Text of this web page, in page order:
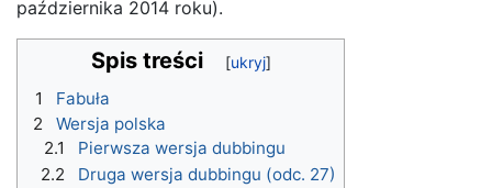
października 2014 roku).
Spis treści
1
Fabuła
2
Wersja polska
2.1
Pierwsza wersja dubbingu
2.2
Druga wersja dubbingu (odc. 27)